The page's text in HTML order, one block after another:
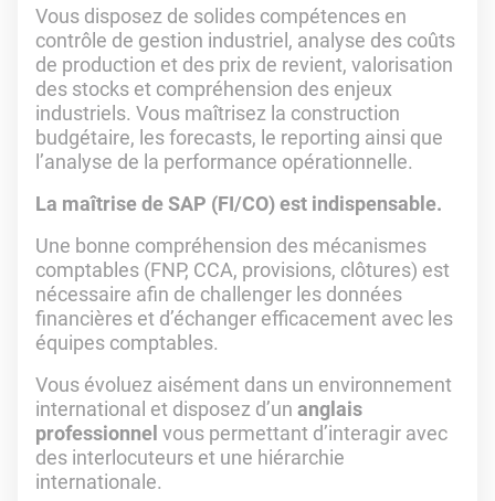
Vous disposez de solides compétences en
contrôle de gestion industriel, analyse des coûts
de production et des prix de revient, valorisation
des stocks et compréhension des enjeux
industriels. Vous maîtrisez la construction
budgétaire, les forecasts, le reporting ainsi que
l’analyse de la performance opérationnelle.
La maîtrise de SAP (FI/CO) est indispensable.
Une bonne compréhension des mécanismes
comptables (FNP, CCA, provisions, clôtures) est
nécessaire afin de challenger les données
financières et d’échanger efficacement avec les
équipes comptables.
Vous évoluez aisément dans un environnement
international et disposez d’un anglais
professionnel vous permettant d’interagir avec
des interlocuteurs et une hiérarchie
internationale.